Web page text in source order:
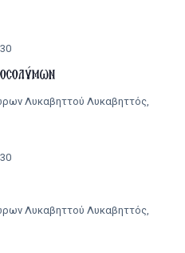
Λυκαβηττού Λυκαβηττός,
Λυκαβηττού Λυκαβηττός,